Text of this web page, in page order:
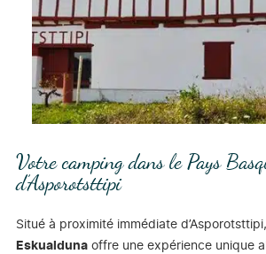
Votre camping dans le Pays
d’Asporotsttipi
Situé à proximité immédiate
Eskualduna offre une expérience unique